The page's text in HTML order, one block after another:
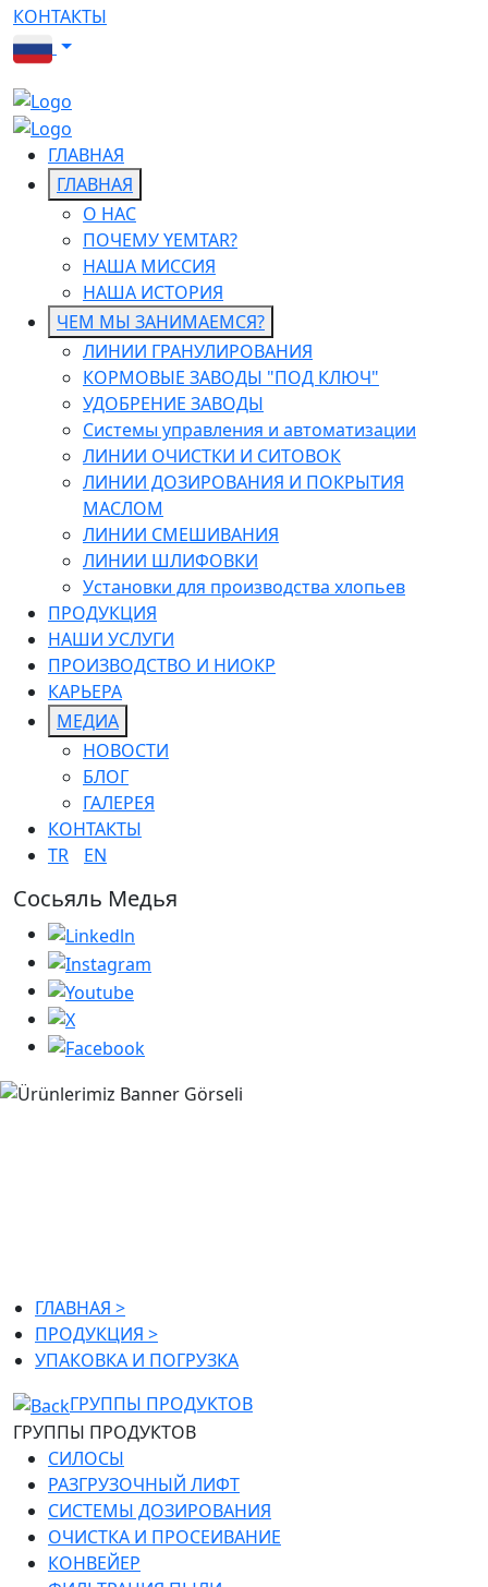
КОНТАКТЫ
ГЛАВНАЯ
ГЛАВНАЯ
О НАС
ПОЧЕМУ YEMTAR?
НАША МИССИЯ
НАША ИСТОРИЯ
ЧЕМ МЫ ЗАНИМАЕМСЯ?
ЛИНИИ ГРАНУЛИРОВАНИЯ
КОРМОВЫЕ ЗАВОДЫ "ПОД КЛЮЧ"
УДОБРЕНИЕ ЗАВОДЫ
Системы управления и автоматизации
ЛИНИИ ОЧИСТКИ И СИТОВОК
ЛИНИИ ДОЗИРОВАНИЯ И ПОКРЫТИЯ
МАСЛОМ
ЛИНИИ СМЕШИВАНИЯ
ЛИНИИ ШЛИФОВКИ
Установки для производства хлопьев
ПРОДУКЦИЯ
НАШИ УСЛУГИ
ПРОИЗВОДСТВО И НИОКР
КАРЬЕРА
МЕДИА
НОВОСТИ
БЛОГ
ГАЛЕРЕЯ
КОНТАКТЫ
TR
EN
Сосьяль Медья
ГЛАВНАЯ >
ПРОДУКЦИЯ >
УПАКОВКА И ПОГРУЗКА
ГРУППЫ ПРОДУКТОВ
ГРУППЫ ПРОДУКТОВ
СИЛОСЫ
РАЗГРУЗОЧНЫЙ ЛИФТ
СИСТЕМЫ ДОЗИРОВАНИЯ
ОЧИСТКА И ПРОСЕИВАНИЕ
КОНВЕЙЕР